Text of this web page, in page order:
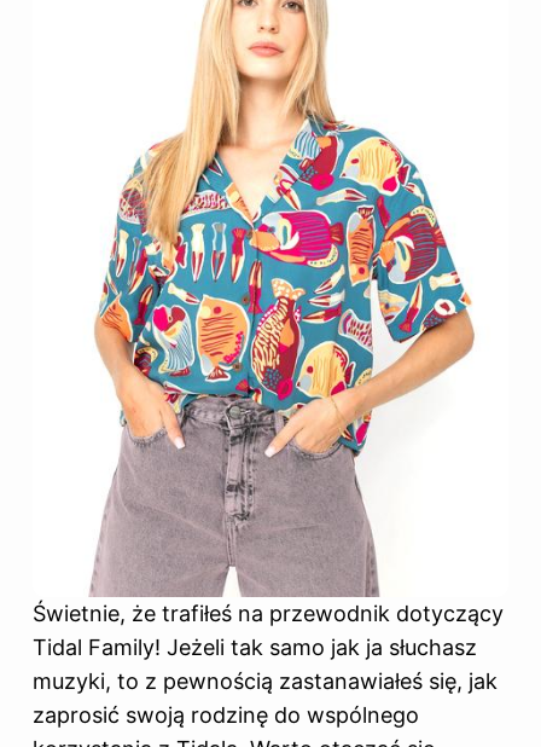
Świetnie, że trafiłeś na przewodnik dotyczący
Tidal Family! Jeżeli tak samo jak ja słuchasz
muzyki, to z pewnością zastanawiałeś się, jak
zaprosić swoją rodzinę do wspólnego